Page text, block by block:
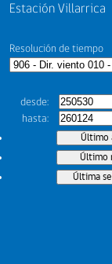
Estación Villarrica
Resolución de tiempo
desde
hasta